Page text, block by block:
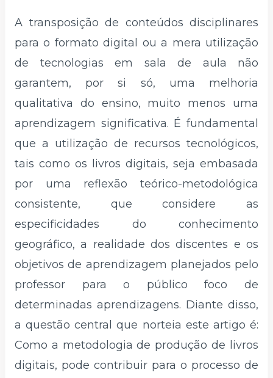
A transposição de conteúdos disciplinares
para o formato digital ou a mera utilização
de tecnologias em sala de aula não
garantem, por si só, uma melhoria
qualitativa do ensino, muito menos uma
aprendizagem significativa. É fundamental
que a utilização de recursos tecnológicos,
tais como os livros digitais, seja embasada
por uma reflexão teórico-metodológica
consistente, que considere as
especificidades do conhecimento
geográfico, a realidade dos discentes e os
objetivos de aprendizagem planejados pelo
professor para o público foco de
determinadas aprendizagens. Diante disso,
a questão central que norteia este artigo é:
Como a metodologia de produção de livros
digitais, pode contribuir para o processo de